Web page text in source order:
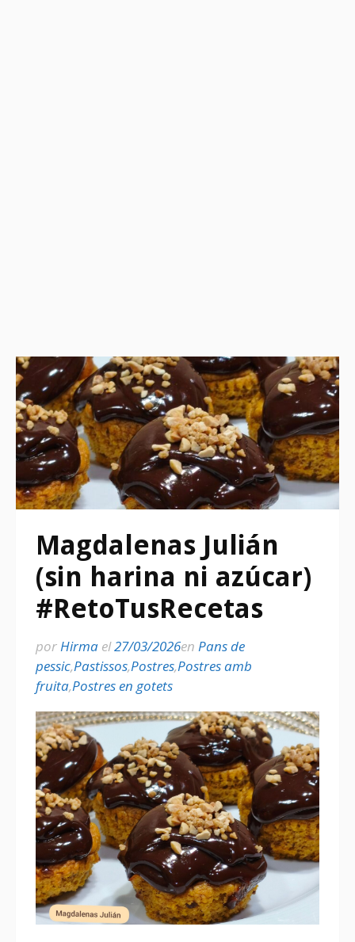
Magdalenas Julián
(sin harina ni azúcar)
#RetoTusRecetas
porHirma el27/03/2026en Pans de
pessic,Pastissos,Postres,Postres amb
fruita,Postres en gotets